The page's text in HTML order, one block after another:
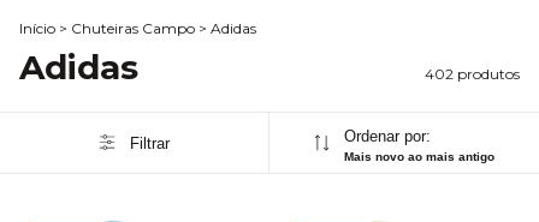
Início > Chuteiras Campo > Adidas
Adidas 402 produtos
Filtrar Ordenar por:
Mais novo ao mais antigo